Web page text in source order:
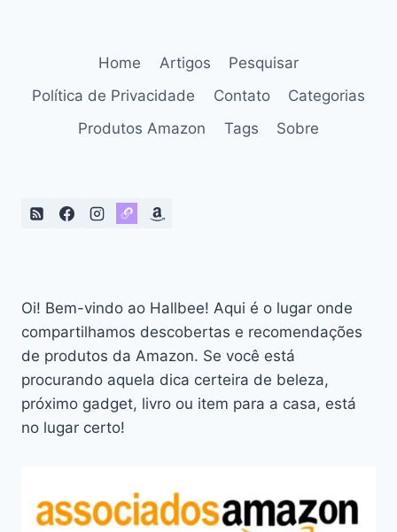
Home Artigos
Pesquisar
Política de Privacidade
Contato
Categorias
Produtos Amazon
Tags Sobre
Oi! Bem-vindo ao Hallbee! Aqui é o lugar onde
compartilhamos descobertas e recomendações
de produtos da Amazon. Se você está
procurando aquela dica certeira de beleza,
próximo gadget, livro ou item para a casa, está
no lugar certo!